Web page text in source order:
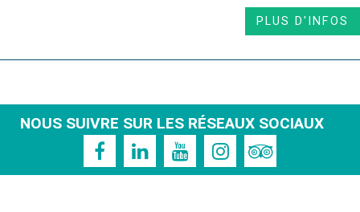
PLUS D'INFOS
NOUS SUIVRE SUR LES RÉSEAUX SOCIAUX